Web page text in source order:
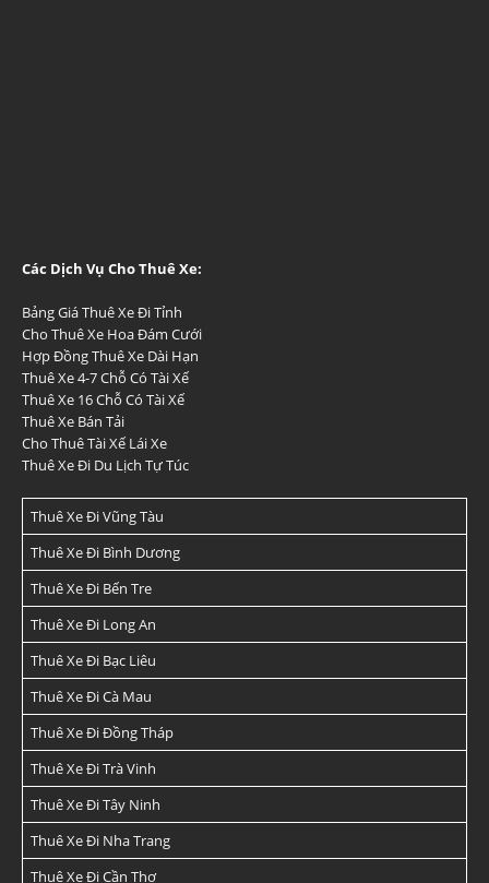
Các Dịch Vụ Cho Thuê Xe:
Bảng Giá Thuê Xe Đi Tỉnh
Cho Thuê Xe Hoa Đám Cưới
Hợp Đồng Thuê Xe Dài Hạn
Thuê Xe 4-7 Chỗ Có Tài Xế
Thuê Xe 16 Chỗ Có Tài Xế
Thuê Xe Bán Tải
Cho Thuê Tài Xế Lái Xe
Thuê Xe Đi Du Lịch Tự Túc
Thuê Xe Đi Vũng Tàu
Thuê Xe Đi Bình Dương
Thuê Xe Đi Bến Tre
Thuê Xe Đi Long An
Thuê Xe Đi Bạc Liêu
Thuê Xe Đi Cà Mau
Thuê Xe Đi Đồng Tháp
Thuê Xe Đi Trà Vinh
Thuê Xe Đi Tây Ninh
Thuê Xe Đi Nha Trang
Thuê Xe Đi Cần Thơ